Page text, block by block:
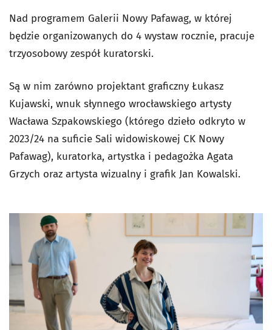
Nad programem Galerii Nowy Pafawag, w której
będzie organizowanych do 4 wystaw rocznie, pracuje
trzyosobowy zespół kuratorski.
Są w nim zarówno projektant graficzny Łukasz
Kujawski, wnuk słynnego wrocławskiego artysty
Wacława Szpakowskiego (którego dzieło odkryto w
2023/24 na suficie Sali widowiskowej CK Nowy
Pafawag), kuratorka, artystka i pedagożka Agata
Grzych oraz artysta wizualny i grafik Jan Kowalski.